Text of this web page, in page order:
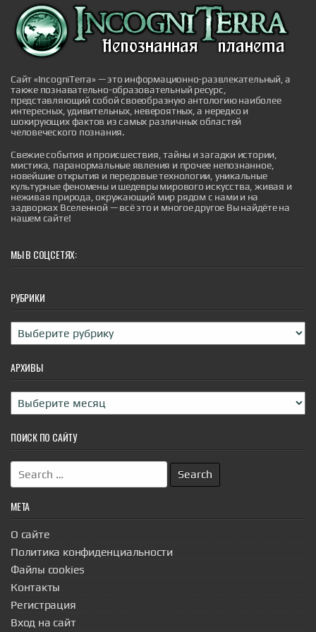
естественная реакция организма на питание, воду и
нагрузки. Чтобы накопить килограмм чистого жира,
нужно съесть около 8000 лишних калорий, что
физически невозможно за один день. Большая часть
изменений на дисплее весов ...
Мутнеет маринад и вздуваются крышки: 7
правил безупречного домашнего
консервирования
Мутный маринад, вздутая крышка или резкий
неприятный запах при открытии банки — признаки
нарушения баланса между консервантами и
микроорганизмами. Главный вопрос здесь
заключается в том, как создать среду, в которой
pravda.ru
Сайт «IncogniTerra» — это информационно-развлекательный, а
также познавательно-образовательный ресурс,
представляющий собой своеобразную антологию наиболее
интересных, удивительных, невероятных, а нередко и
шокирующих фактов из самых различных областей
человеческого познания.
Свежие события и происшествия, тайны и загадки истории,
мистика, паранормальные явления и прочее непознанное,
новейшие открытия и передовые технологии, уникальные
культурные феномены и шедевры мирового искусства, живая и
неживая природа, окружающий мир рядом с нами и на
задворках Вселенной — всё это и многое другое Вы найдёте на
нашем сайте!
МЫ В СОЦСЕТЯХ:
РУБРИКИ
Рубрики
АРХИВЫ
Архивы
ПОИСК ПО САЙТУ
Search
for:
МЕТА
О сайте
Политика конфиденциальности
Файлы cookies
Контакты
Регистрация
Вход на сайт